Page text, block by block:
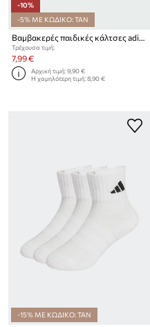
-10%
-5% ΜΕ ΚΩΔΙΚΟ: TAN
Βαμβακερές παιδικές κάλτσες adidas Performance 3-pack
Τρέχουσα τιμή:
7,99 €
Αρχική τιμή:9,90 €
Η χαμηλότερη τιμή:8,90 €
-15% ΜΕ ΚΩΔΙΚΟ: TAN